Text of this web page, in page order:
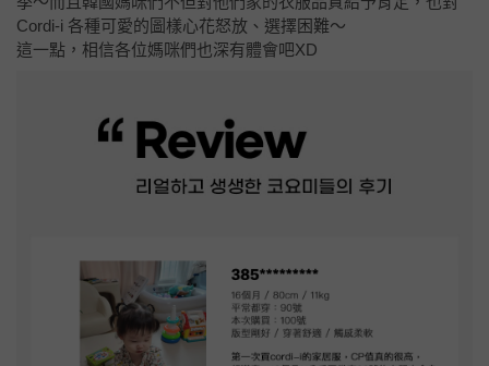
Cordi-i 各種可愛的圖樣心花怒放、選擇困難～
這一點，相信各位媽咪們也深有體會吧XD